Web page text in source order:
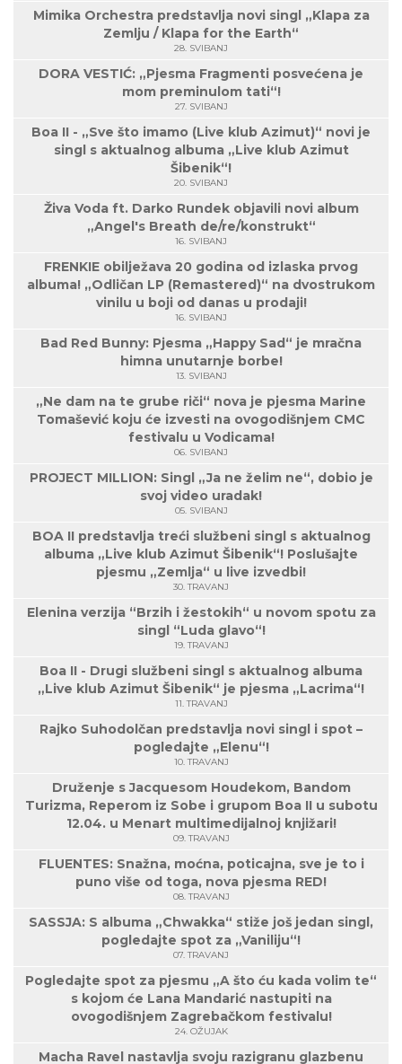
Mimika Orchestra predstavlja novi singl „Klapa za
Zemlju / Klapa for the Earth“
28. SVIBANJ
DORA VESTIĆ: „Pjesma Fragmenti posvećena je
mom preminulom tati“!
27. SVIBANJ
Boa II - „Sve što imamo (Live klub Azimut)“ novi je
singl s aktualnog albuma „Live klub Azimut
Šibenik“!
20. SVIBANJ
Živa Voda ft. Darko Rundek objavili novi album
„Angel's Breath de/re/konstrukt“
16. SVIBANJ
FRENKIE obilježava 20 godina od izlaska prvog
albuma! „Odličan LP (Remastered)“ na dvostrukom
vinilu u boji od danas u prodaji!
16. SVIBANJ
Bad Red Bunny: Pjesma „Happy Sad“ je mračna
himna unutarnje borbe!
13. SVIBANJ
„Ne dam na te grube riči“ nova je pjesma Marine
Tomašević koju će izvesti na ovogodišnjem CMC
festivalu u Vodicama!
06. SVIBANJ
PROJECT MILLION: Singl „Ja ne želim ne“, dobio je
svoj video uradak!
05. SVIBANJ
BOA II predstavlja treći službeni singl s aktualnog
albuma „Live klub Azimut Šibenik“! Poslušajte
pjesmu „Zemlja“ u live izvedbi!
30. TRAVANJ
Elenina verzija “Brzih i žestokih“ u novom spotu za
singl “Luda glavo“!
19. TRAVANJ
Boa II - Drugi službeni singl s aktualnog albuma
„Live klub Azimut Šibenik“ je pjesma „Lacrima“!
11. TRAVANJ
Rajko Suhodolčan predstavlja novi singl i spot –
pogledajte „Elenu“!
10. TRAVANJ
Druženje s Jacquesom Houdekom, Bandom
Turizma, Reperom iz Sobe i grupom Boa II u subotu
12.04. u Menart multimedijalnoj knjižari!
09. TRAVANJ
FLUENTES: Snažna, moćna, poticajna, sve je to i
puno više od toga, nova pjesma RED!
08. TRAVANJ
SASSJA: S albuma „Chwakka“ stiže još jedan singl,
pogledajte spot za „Vaniliju“!
07. TRAVANJ
Pogledajte spot za pjesmu „A što ću kada volim te“
s kojom će Lana Mandarić nastupiti na
ovogodišnjem Zagrebačkom festivalu!
24. OŽUJAK
Macha Ravel nastavlja svoju razigranu glazbenu